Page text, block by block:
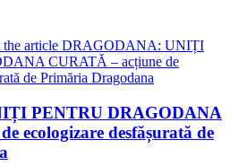
PENTRU DRAGODANA
ecologizare desfășurată de